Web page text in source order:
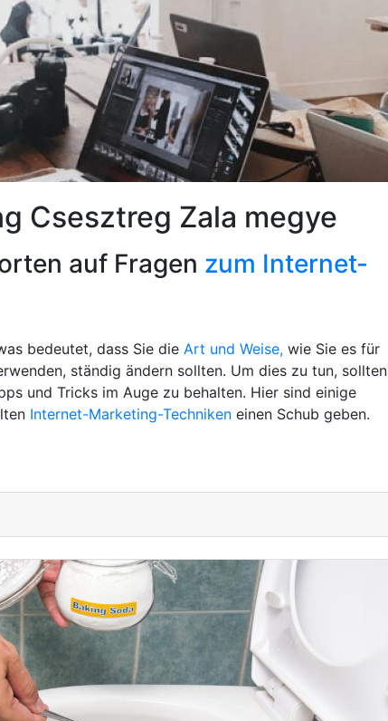
Csesztreg Zala megye
auf Fragen zum Internet-
bedeutet, dass Sie die Art und Weise, wie Sie es für
ständig ändern sollten. Um dies zu tun, sollten
und Tricks im Auge zu behalten. Hier sind einige
Internet-Marketing-Techniken einen Schub geben.